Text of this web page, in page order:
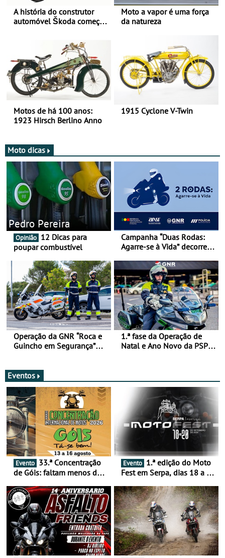
A história do construtor
automóvel Škoda começou
Moto a vapor é uma força
da natureza
Motos de há 100 anos:
1923 Hirsch Berlino Anno
1915 Cyclone V-Twin
Moto dicas
Pedro Pereira
Opinião
poupar combustível
Campanha “Duas Rodas:
Agarre-se à Vida” decorre
Operação da GNR “Roca e
Guincho em Segurança”
1.ª fase da Operação de
Natal e Ano Novo da PSP e
Eventos
Evento
de Góis: faltam menos de
16 de agosto
Evento
Fest em Serpa, dias 18 a 20
duas rodas invade o Baixo
Alentejo